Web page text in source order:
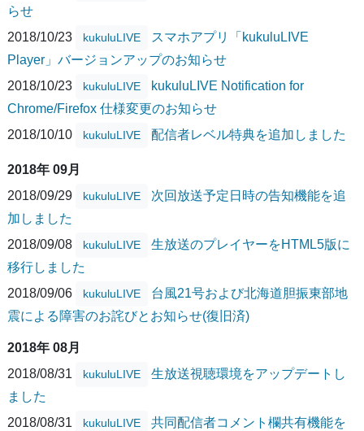
らせ
2018/10/23
kukuluLIVE
スマホアプリ「kukuluLIVE
Player」バージョンアップのお知らせ
2018/10/23
kukuluLIVE
kukuluLIVE Notification for
Chrome/Firefox 仕様変更のお知らせ
2018/10/10
kukuluLIVE 配信者レベル特典を追加しました
2018年 09月
2018/09/29
kukuluLIVE
次回放送予定日時の告知機能を追
加しました
2018/09/08
kukuluLIVE
生放送のプレイヤーをHTML5版に
移行しました
2018/09/06
kukuluLIVE
台風21号および北海道胆振東部地
震による障害のお詫びとお知らせ(復旧済)
2018年 08月
2018/08/31
kukuluLIVE
生放送視聴環境をアップデートし
ました
2018/08/31
kukuluLIVE 共同配信者コメント欄共有機能を